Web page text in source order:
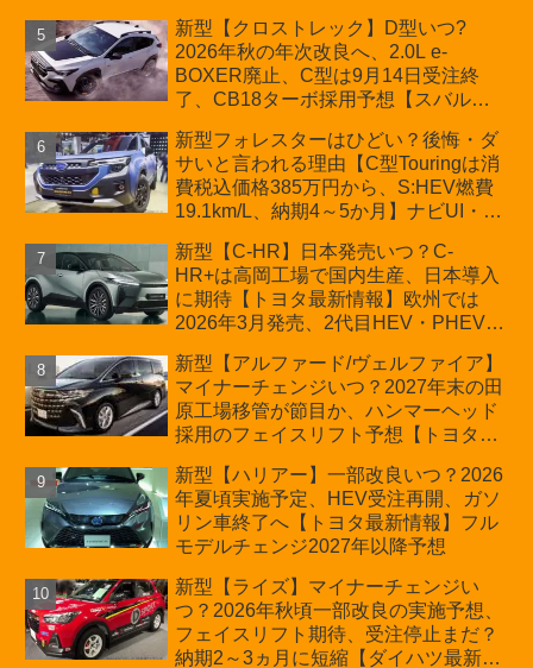
新型【クロストレック】D型いつ?
2026年秋の年次改良へ、2.0L e-
BOXER廃止、C型は9月14日受注終
了、CB18ターボ採用予想【スバル最
新型フォレスターはひどい？後悔・ダ
サいと言われる理由【C型Touringは消
費税込価格385万円から、S:HEV燃費
19.1km/L、納期4～5か月】ナビUI・冬
カーオブザイヤーとJNCAP大賞受賞後
も残る注意点
新型【C-HR】日本発売いつ？C-
HR+は高岡工場で国内生産、日本導入
に期待【トヨタ最新情報】欧州では
2026年3月発売、2代目HEV・PHEVは
新型【アルファード/ヴェルファイア】
マイナーチェンジいつ？2027年末の田
原工場移管が節目か、ハンマーヘッド
採用のフェイスリフト予想【トヨタ最
費税込価格559万9000円から
新型【ハリアー】一部改良いつ？2026
年夏頃実施予定、HEV受注再開、ガソ
リン車終了へ【トヨタ最新情報】フル
モデルチェンジ2027年以降予想
新型【ライズ】マイナーチェンジい
つ？2026年秋頃一部改良の実施予想、
フェイスリフト期待、受注停止まだ？
納期2～3ヵ月に短縮【ダイハツ最新情